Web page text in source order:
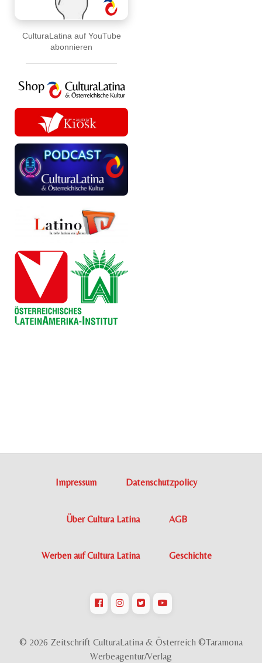
CulturaLatina auf YouTube
abonnieren
Impressum Datenschutzpolicy
Über Cultura Latina AGB
Werben auf Cultura Latina Geschichte
© 2026 Zeitschrift CulturaLatina & Österreich ©Taramona
Werbeagentur/Verlag